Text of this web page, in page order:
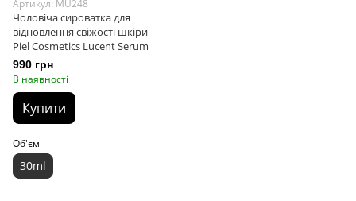
Артикул: MU248
Чоловіча сироватка для
відновлення свіжості шкіри
Piel Cosmetics Lucent Serum
990 грн
В наявності
Купити
Об'єм
30ml